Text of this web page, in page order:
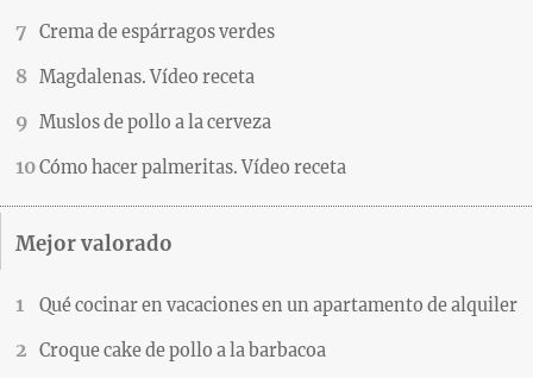
Crema de espárragos verdes
Magdalenas. Vídeo receta
Muslos de pollo a la cerveza
Cómo hacer palmeritas. Vídeo receta
Mejor valorado
Qué cocinar en vacaciones en un apartamento de alquiler
Croque cake de pollo a la barbacoa